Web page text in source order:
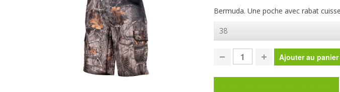
Bermuda. Une poche avec rabat
38